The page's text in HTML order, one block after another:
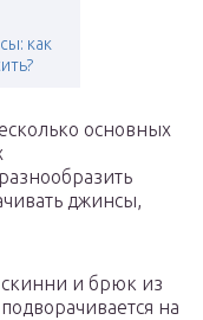
как
основных
джинсы,
и брюк из
на